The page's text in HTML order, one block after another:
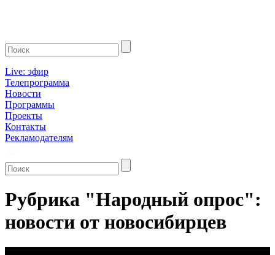
Live: эфир
Телепрограмма
Новости
Программы
Проекты
Контакты
Рекламодателям
Рубрика "Народный опрос":
новости от новосибирцев